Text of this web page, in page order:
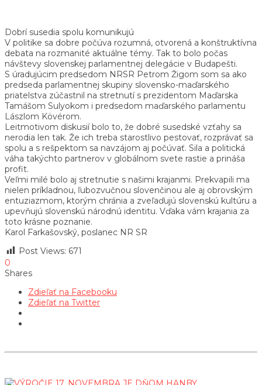
Dobrí susedia spolu komunikujú
V politike sa dobre počúva rozumná, otvorená a konštruktívna
debata na rozmanité aktuálne témy. Tak to bolo počas
návštevy slovenskej parlamentnej delegácie v Budapešti.
S úradujúcim predsedom NRSR Petrom Žigom som sa ako
predseda parlamentnej skupiny slovensko-maďarského
priatelstva zúčastnil na stretnutí s prezidentom Maďarska
Tamášom Sulyokom i predsedom maďarského parlamentu
Lászlom Kövérom.
Leitmotivom diskusií bolo to, že dobré susedské vzťahy sa
nerodia len tak. Že ich treba starostlivo pestovať, rozprávať sa
spolu a s rešpektom sa navzájom aj počúvať. Sila a politická
váha takýchto partnerov v globálnom svete rastie a prináša
profit.
Veľmi milé bolo aj stretnutie s našimi krajanmi. Prekvapili ma
nielen príkladnou, ľubozvučnou slovenčinou ale aj obrovským
entuziazmom, ktorým chránia a zveľaďujú slovenskú kultúru a
upevňujú slovenskú národnú identitu. Vďaka vám krajania za
toto krásne poznanie.
Karol Farkašovský, poslanec NR SR
Post Views: 671
0
Shares
Zdieľať na Facebooku
Zdieľať na Twitter